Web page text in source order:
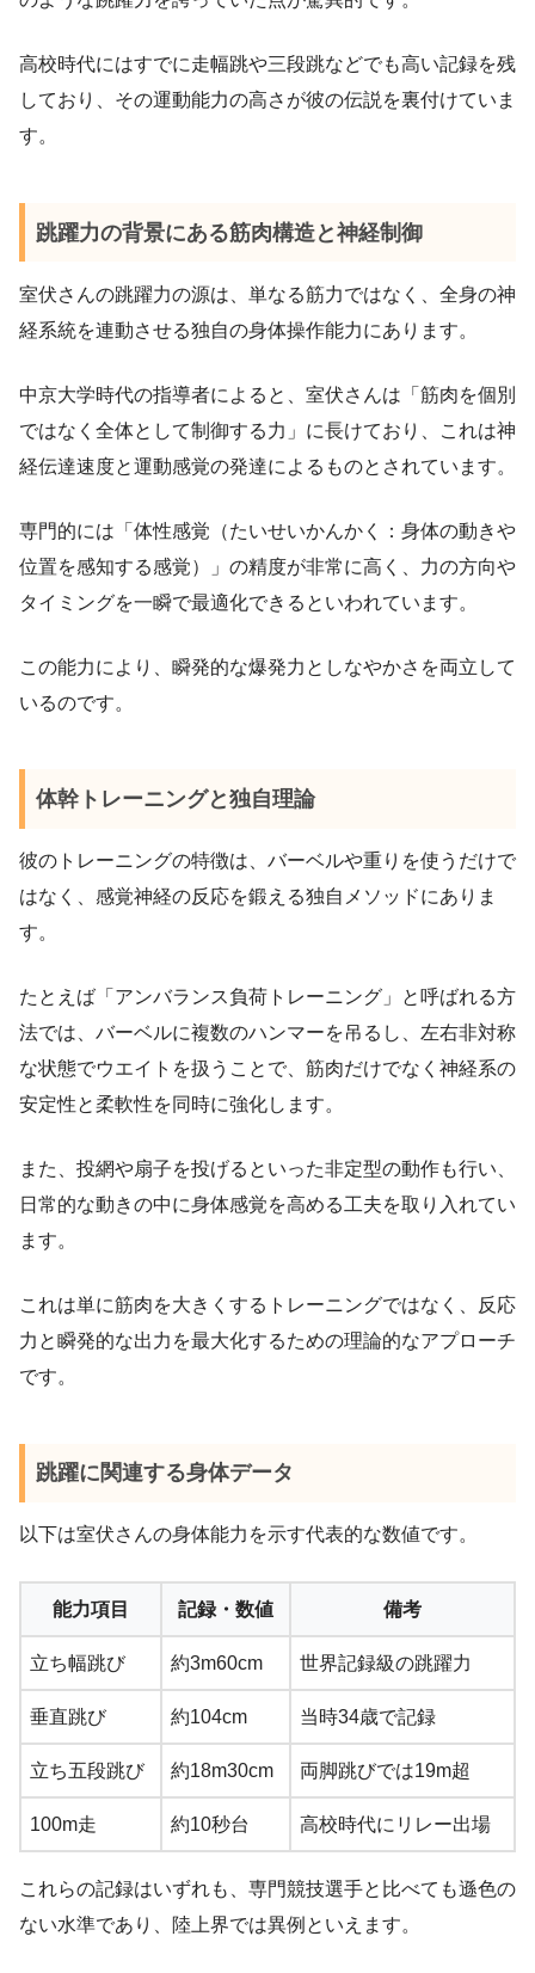
高校時代にはすでに走幅跳や三段跳などでも高い記録を残
しており、その運動能力の高さが彼の伝説を裏付けていま
す。
跳躍力の背景にある筋肉構造と神経制御
室伏さんの跳躍力の源は、単なる筋力ではなく、全身の神
経系統を連動させる独自の身体操作能力にあります。
中京大学時代の指導者によると、室伏さんは「筋肉を個別
ではなく全体として制御する力」に長けており、これは神
経伝達速度と運動感覚の発達によるものとされています。
専門的には「体性感覚（たいせいかんかく：身体の動きや
位置を感知する感覚）」の精度が非常に高く、力の方向や
タイミングを一瞬で最適化できるといわれています。
この能力により、瞬発的な爆発力としなやかさを両立して
いるのです。
体幹トレーニングと独自理論
彼のトレーニングの特徴は、バーベルや重りを使うだけで
はなく、感覚神経の反応を鍛える独自メソッドにありま
す。
たとえば「アンバランス負荷トレーニング」と呼ばれる方
法では、バーベルに複数のハンマーを吊るし、左右非対称
な状態でウエイトを扱うことで、筋肉だけでなく神経系の
安定性と柔軟性を同時に強化します。
また、投網や扇子を投げるといった非定型の動作も行い、
日常的な動きの中に身体感覚を高める工夫を取り入れてい
ます。
これは単に筋肉を大きくするトレーニングではなく、反応
力と瞬発的な出力を最大化するための理論的なアプローチ
です。
跳躍に関連する身体データ
以下は室伏さんの身体能力を示す代表的な数値です。
能力項目 記録・数値 備考
立ち幅跳び 約3m60cm 世界記録級の跳躍力
垂直跳び 約104cm 当時34歳で記録
立ち五段跳び 約18m30cm 両脚跳びでは19m超
100m走 約10秒台 高校時代にリレー出場
これらの記録はいずれも、専門競技選手と比べても遜色の
ない水準であり、陸上界では異例といえます。